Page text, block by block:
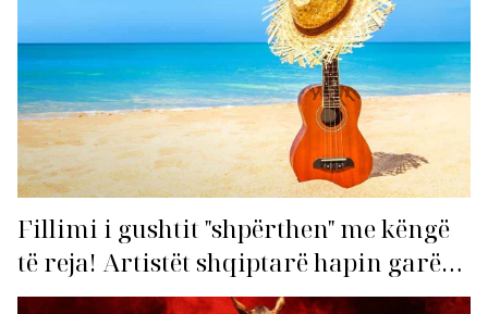
Fillimi i gushtit "shpërthen" me këngë
të reja! Artistët shqiptarë hapin garën
për hitin e verës!